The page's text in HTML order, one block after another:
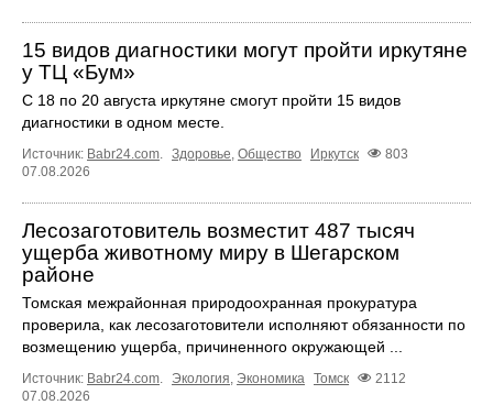
15 видов диагностики могут пройти иркутяне
у ТЦ «Бум»
С 18 по 20 августа иркутяне смогут пройти 15 видов
диагностики в одном месте.
Источник: Babr24.com. Здоровье, Общество Иркутск
803
07.08.2026
Лесозаготовитель возместит 487 тысяч
ущерба животному миру в Шегарском
районе
Томская межрайонная природоохранная прокуратура
проверила, как лесозаготовители исполняют обязанности по
возмещению ущерба, причиненного окружающей ...
Источник: Babr24.com. Экология, Экономика Томск
2112
07.08.2026